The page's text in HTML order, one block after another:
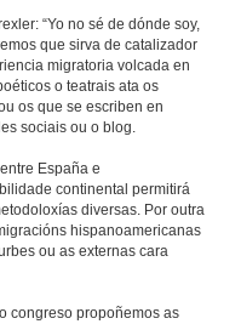
“Yo no sé de dónde soy,
que sirva de catalizador
migratoria volcada en
o teatrais ata os
os que se escriben en
sociais ou o blog.
España e
continental permitirá
diversas. Por outra
hispanoamericanas
ou as externas cara
congreso propoñemos as